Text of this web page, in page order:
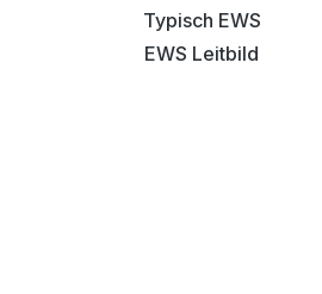
Typisch EWS
EWS Leitbild